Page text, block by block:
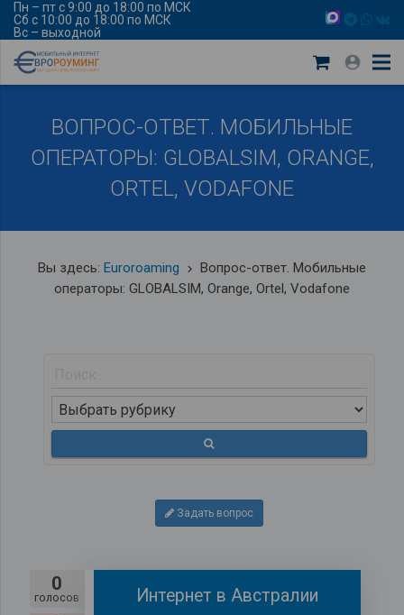
Пн – пт с 9:00 до 18:00 по МСК
Сб с 10:00 до 18:00 по МСК
Вс – выходной
ВОПРОС-ОТВЕТ. МОБИЛЬНЫЕ
ОПЕРАТОРЫ: GLOBALSIM, ORANGE,
ORTEL, VODAFONE
Вы здесь: Euroroaming keyboard_arrow_right Вопрос-ответ. Мобильные
операторы: GLOBALSIM, Orange, Ortel, Vodafone
Задать вопрос
0
голосов Интернет в Австралии